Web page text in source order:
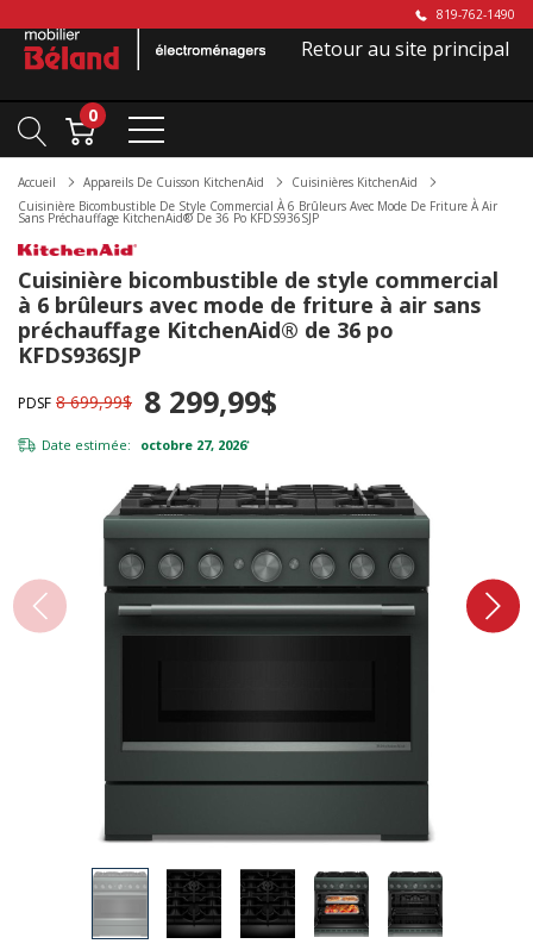
819-762-1490
Retour au site principal
0
Accueil Appareils De Cuisson KitchenAid
Cuisinières KitchenAid
Cuisinière Bicombustible De Style Commercial À 6 Brûleurs Avec Mode De Friture À Air
Sans Préchauffage KitchenAid® De 36 Po KFDS936SJP
Cuisinière bicombustible de style commercial
à 6 brûleurs avec mode de friture à air sans
préchauffage KitchenAid® de 36 po
KFDS936SJP
PDSF 8 699,99$ 8 299,99$
Date estimée: octobre 27, 2026*